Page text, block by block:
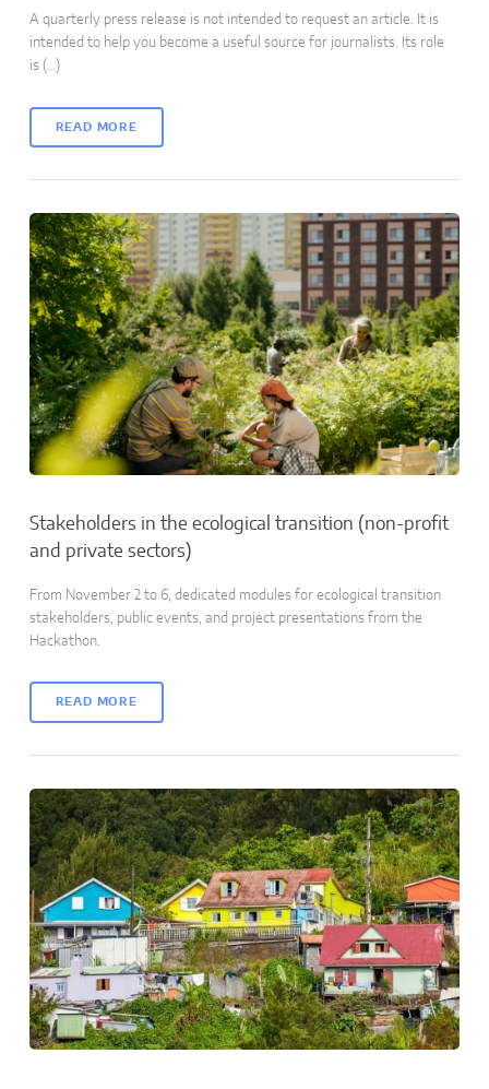
A quarterly press release is not intended to request an article. It is
intended to help you become a useful source for journalists. Its role
is (…)
READ MORE
Stakeholders in the ecological transition (non-profit
and private sectors)
From November 2 to 6, dedicated modules for ecological transition
stakeholders, public events, and project presentations from the
Hackathon.
READ MORE